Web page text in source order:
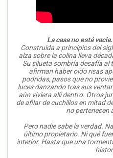
La casa no está
Construida a principios del
alza sobre la colina lleva
Su silueta sombría desafía al
afirman haber oído risas
podridas, pasos que no
luces danzando tras sus
aún viviera allí dentro. Otros
de afilar de cuchillos en mitad
no pertenecen
Pero nadie sabe la verdad.
último propietario. Ni qué
interior. Hasta que una